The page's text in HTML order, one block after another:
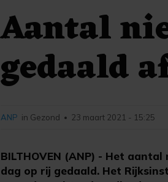
Aantal
gedaald
BILTHOVEN (ANP) - Het
dag op rij gedaald. Het
ANP in Gezond • 23 maart 2021 - 15:25